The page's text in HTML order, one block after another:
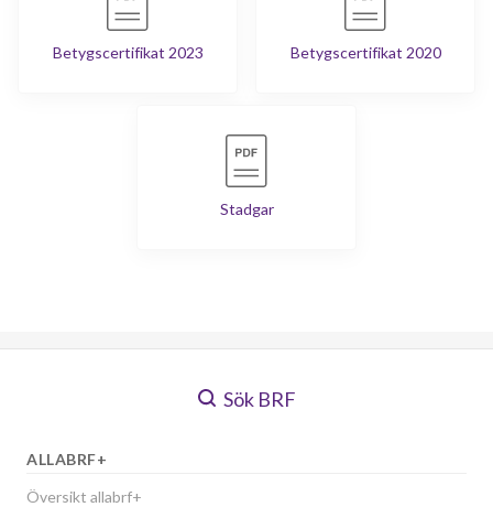
Betygscertifikat 2023 Betygscertifikat 2020
Stadgar
Sök BRF
ALLABRF+
Översikt allabrf+